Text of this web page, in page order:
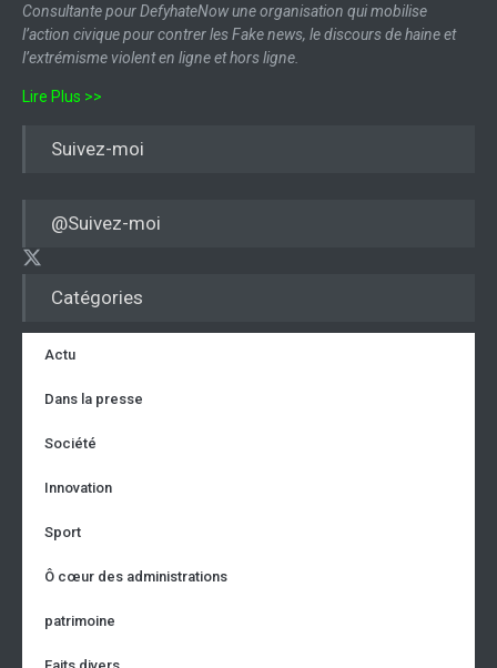
Catégories
Actu
Dans la presse
Société
Innovation
Sport
Ô cœur des administrations
patrimoine
Consultante pour DefyhateNow une organisation qui mobilise
l’action civique pour contrer les Fake news, le discours de haine et
l’extrémisme violent en ligne et hors ligne.
Lire Plus >>
Suivez-moi
@Suivez-moi